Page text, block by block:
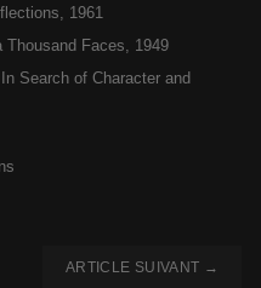
1961
Thousand Faces, 1949
Search of Character and
ARTICLE SUIVANT →